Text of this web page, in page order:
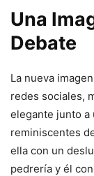
Una
Debate
La nueva
redes sociales,
elegante junto a
reminiscentes
ella con un
pedrería y él